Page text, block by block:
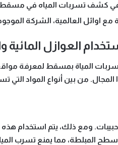
كشف تسربات المياه في مسقط.
اوائل العالمية، الشركة
العوازل المائية
المياة بمسقط لمعرفة
من بين أنواع المواد
حبيبات. ومع ذلك، يتم استخدام
المبلطة، مما يمنع تسرب